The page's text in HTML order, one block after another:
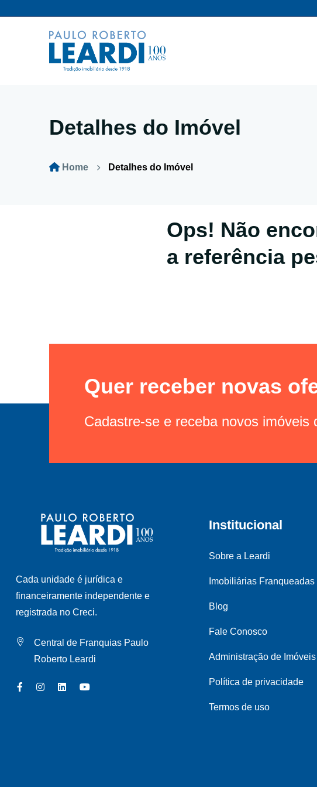
Detalhes do Imóvel
Home Detalhes do Imóvel
Ops! Não
a referência
Quer receber novas
Cadastre-se e receba novos imóveis
Cada unidade é jurídica e
financeiramente independente e
registrada no Creci.
Central de Franquias Paulo
Roberto Leardi
Institucional
Sobre a Leardi
Imobiliárias Franqueadas
Blog
Fale Conosco
Administração de Imóveis
Política de privacidade
Termos de uso